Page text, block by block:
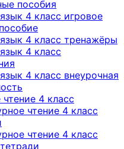
пособия
4 класс игровое
4 класс тренажёры
4 класс
4 класс внеурочная
4 класс
чтение 4 класс
чтение 4 класс